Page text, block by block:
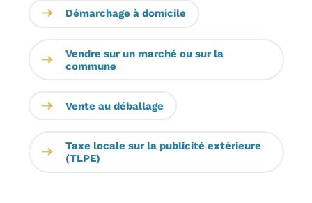
Démarchage à domicile
Vendre sur un marché ou sur la
commune
Vente au déballage
Taxe locale sur la publicité extérieure
(TLPE)